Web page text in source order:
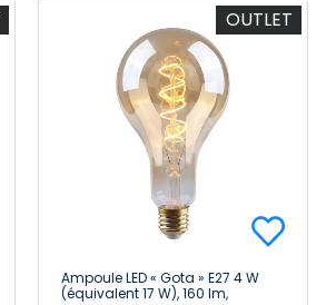
OUTLET
Ampoule LED « Gota » E27 4 W
(équivalent 17 W), 160 lm,